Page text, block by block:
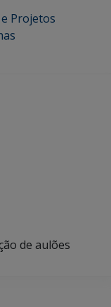
Projetos
de aulões